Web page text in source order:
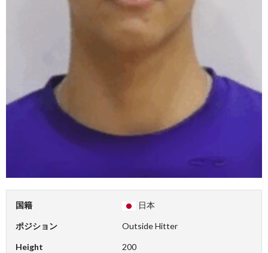
国籍 日本
ポジション Outside Hitter
Height 200